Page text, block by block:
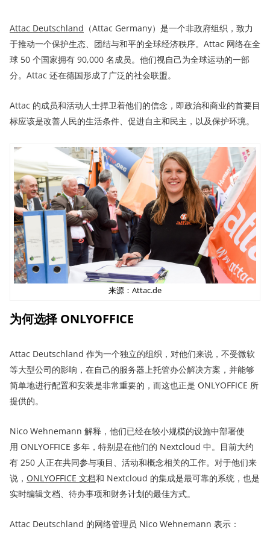
Attac Deutschland （Attac Germany）是一个非政府组织，致力
于推动一个保护生态、团结与和平的全球经济秩序。Attac 网络在全
球 50 个国家拥有 90,000 名成员。他们视自己为全球运动的一部
分。Attac 还在德国形成了广泛的社会联盟。
Attac 的成员和活动人士捍卫着他们的信念，即政治和商业的首要目
标应该是改善人民的生活条件、促进自主和民主，以及保护环境。
来源：Attac.de
为何选择 ONLYOFFICE
Attac Deutschland 作为一个独立的组织，对他们来说，不受微软
等大型公司的影响，在自己的服务器上托管办公解决方案，并能够
简单地进行配置和安装是非常重要的，而这也正是 ONLYOFFICE 所
提供的。
Nico Wehnemann 解释，他们已经在较小规模的设施中部署使
用 ONLYOFFICE 多年，特别是在他们的 Nextcloud 中。目前大约
有 250 人正在共同参与项目、活动和概念相关的工作。对于他们来
说， ONLYOFFICE 文档和 Nextcloud 的集成是最可靠的系统，也是
实时编辑文档、待办事项和财务计划的最佳方式。
Attac Deutschland 的网络管理员 Nico Wehnemann 表示：